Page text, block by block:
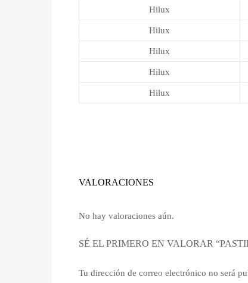
Hilux
Hilux
Hilux
Hilux
Hilux
VALORACIONES
No hay valoraciones aún.
SÉ EL PRIMERO EN VALORAR
Tu dirección de correo electrónico no será